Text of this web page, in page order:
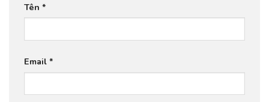
Tên *
Email *